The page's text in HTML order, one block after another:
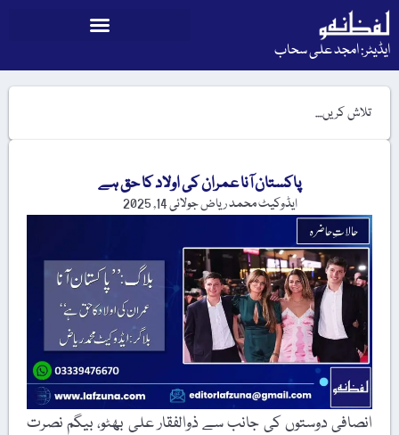
ایڈیٹر: امجد علی سحاب
پاکستان آنا عمران کی اولاد کا حق ہے
ایڈوکیٹ محمد ریاضجولائی 14, 2025
انصافی دوستوں کی جانب سے ذوالفقار علی بھٹو، بیگم نصرت